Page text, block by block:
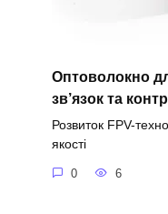
Оптоволокно
зв’язок та
Розвиток FPV-
якості
0 6